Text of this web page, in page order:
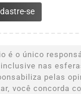
se
é o único
nas
pelas
você concorda